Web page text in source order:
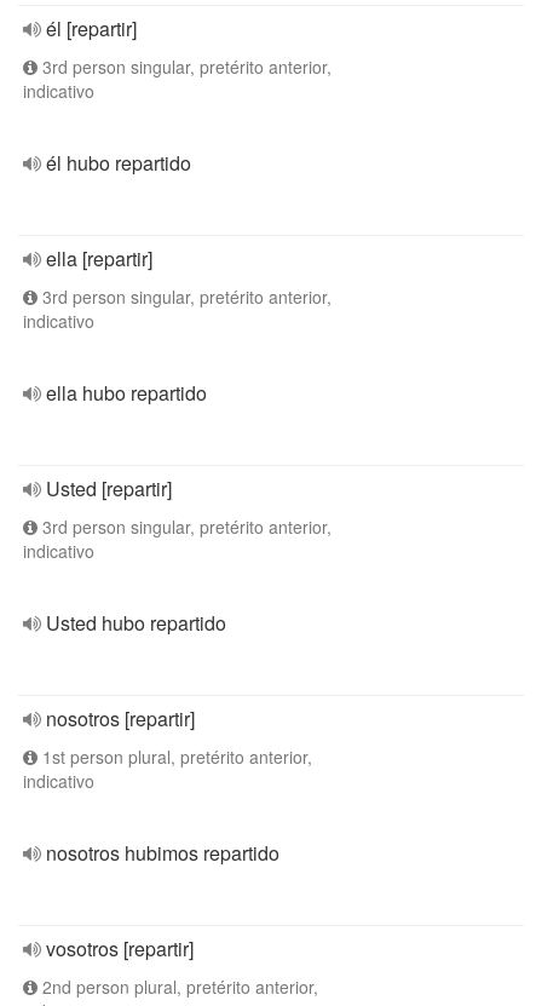
él [repartir]
3rd person singular, pretérito anterior,
indicativo
él hubo repartido
ella [repartir]
3rd person singular, pretérito anterior,
indicativo
ella hubo repartido
Usted [repartir]
3rd person singular, pretérito anterior,
indicativo
Usted hubo repartido
nosotros [repartir]
1st person plural, pretérito anterior,
indicativo
nosotros hubimos repartido
vosotros [repartir]
2nd person plural, pretérito anterior,